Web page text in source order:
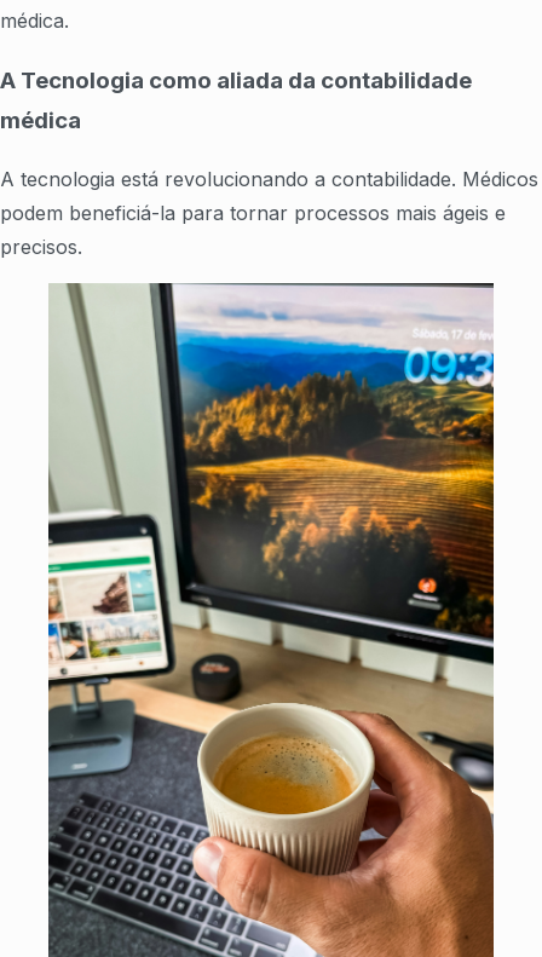
médica.
A Tecnologia como aliada da contabilidade
médica
A tecnologia está revolucionando a contabilidade. Médicos
podem beneficiá-la para tornar processos mais ágeis e
precisos.